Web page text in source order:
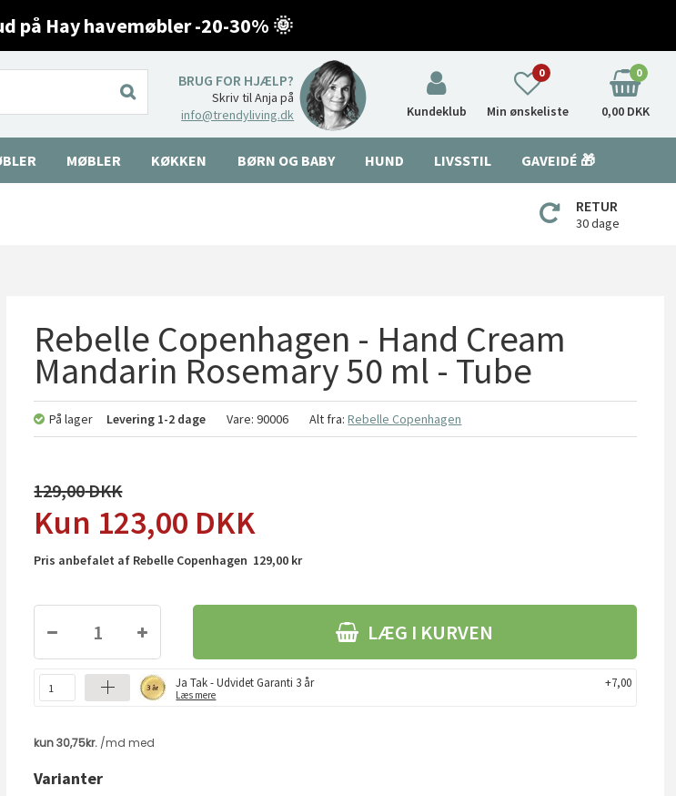
på Hay havemøbler -20-30% 🌞
BRUG FOR HJÆLP?
Skriv til Anja på
info@trendyliving.dk
Kundeklub Min ønskeliste
0 0
0,00 DKK
MØBLER KØKKEN BØRN OG BABY HUND LIVSSTIL GAVEIDÉ 🎁
RETUR
30 dage
Rebelle Copenhagen - Hand Cream
Mandarin Rosemary 50 ml - Tube
På lager Levering 1-2 dage Vare:90006 Alt fra:Rebelle Copenhagen
129,00
123,00 DKK
Pris anbefalet af Rebelle Copenhagen 129,00 kr
LÆG I KURVEN
Ja Tak - Udvidet Garanti 3 år
Læs mere
+7,00
Varianter